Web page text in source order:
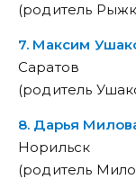
(родитель
7. Максим
Саратов
(родитель
8. Дарья
Норильск
(родитель